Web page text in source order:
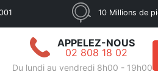
10 Millions de
APPELEZ-NOUS
02 808 18 02
Du lundi au vendredi 8h00 - 19h00